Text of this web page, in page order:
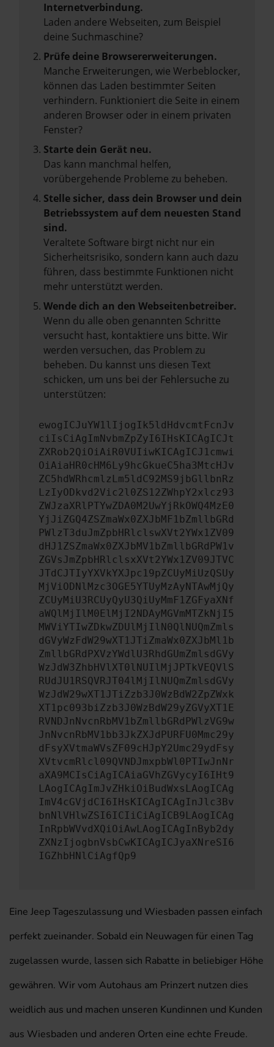
Internetverbindung.
Laden andere Webseiten, zum Beispiel
deine Suchmaschine?
Prüfe deine Browsererweiterungen.
Manche Erweiterungen, wie Werbeblocker,
können das Laden bestimmter Seiten
verhindern. Funktioniert die Seite in einem
anderen Browser oder in einem privaten
Fenster?
Starte dein Gerät neu.
Das kann manchmal helfen,
vorübergehende Probleme zu beheben.
Stelle sicher, dass dein Browser und dein
Betriebssystem auf dem neuesten Stand
sind.
Veraltete Software birgt nicht nur ein
Sicherheitsrisiko, sondern kann auch dazu
führen, dass bestimmte Funktionen nicht
mehr unterstützt werden.
Wende dich an den Webseitenbetreiber.
Wenn du alle oben genannten Schritte
versucht hast, kontaktiere uns bitte. Wir
werden versuchen, das Problem zu
beheben. Du kannst uns diesen Text
schicken, um uns bei der Fehlersuche zu
unterstützen:
ewogICJuYW1lIjogIk5ldHdvcmtFcnJv
ciIsCiAgImNvbmZpZyI6IHsKICAgICJt
ZXRob2QiOiAiR0VUIiwKICAgICJ1cmwi
OiAiaHR0cHM6Ly9hcGkueC5ha3MtcHJv
ZC5hdWRhcmlzLm5ldC92MS9jbGllbnRz
LzIyODkvd2Vic2l0ZS12ZWhpY2xlcz93
ZWJzaXRlPTYwZDA0M2UwYjRkOWQ4MzE0
YjJiZGQ4ZSZmaWx0ZXJbMF1bZmllbGRd
PWlzT3duJmZpbHRlclswXVt2YWx1ZV09
dHJ1ZSZmaWx0ZXJbMV1bZmllbGRdPW1v
ZGVsJmZpbHRlclsxXVt2YWx1ZV09JTVC
JTdCJTIyYXVkYXJpc19pZCUyMiUzQSUy
MjViODNlMzc3OGE5YTUyMzAyNTAwMjQy
ZCUyMiU3RCUyQyU3QiUyMmF1ZGFyaXNf
aWQlMjIlM0ElMjI2NDAyMGVmMTZkNjI5
MWViYTIwZDkwZDUlMjIlN0QlNUQmZmls
dGVyWzFdW29wXT1JTiZmaWx0ZXJbMl1b
ZmllbGRdPXVzYWdlU3RhdGUmZmlsdGVy
WzJdW3ZhbHVlXT0lNUIlMjJPTkVEQVlS
RUdJU1RSQVRJT04lMjIlNUQmZmlsdGVy
WzJdW29wXT1JTiZzb3J0WzBdW2ZpZWxk
XT1pc093biZzb3J0WzBdW29yZGVyXT1E
RVNDJnNvcnRbMV1bZmllbGRdPWlzVG9w
JnNvcnRbMV1bb3JkZXJdPURFU0Mmc29y
dFsyXVtmaWVsZF09cHJpY2Umc29ydFsy
XVtvcmRlcl09QVNDJmxpbWl0PTIwJnNr
aXA9MCIsCiAgICAiaGVhZGVycyI6IHt9
LAogICAgImJvZHkiOiBudWxsLAogICAg
ImV4cGVjdCI6IHsKICAgICAgInJlc3Bv
bnNlVHlwZSI6ICIiCiAgICB9LAogICAg
InRpbWVvdXQiOiAwLAogICAgInByb2dy
ZXNzIjogbnVsbCwKICAgICJyaXNreSI6
IGZhbHNlCiAgfQp9
Eine Jeep Tageszulassung und Wiesbaden passen einfach
perfekt zueinander. Sobald ein Neuwagen für einen Tag
zugelassen wurde, lassen sich Rabatte in beliebiger Höhe
gewähren. Wir vom Autohaus am Prinzert nutzen dies
weidlich aus und machen unseren Kundinnen und Kunden
aus Wiesbaden und anderen Orten eine echte Freude.